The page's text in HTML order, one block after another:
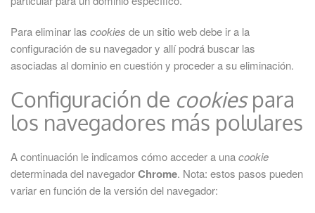
Para eliminar las cookies de un sitio web debe ir a la
configuración de su navegador y allí podrá buscar las
asociadas al dominio en cuestión y proceder a su eliminación.
Configuración de cookiespara
los navegadores más polulares
A continuación le indicamos cómo acceder a unacookie
determinada del navegadorChrome. Nota: estos pasos pueden
variar en función de la versión del navegador: